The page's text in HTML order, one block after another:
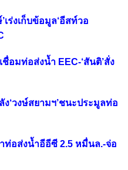
เร่งเก็บข้อมูล‘อีสท์วอ
ชื่อมท่อส่งน้ำ EEC-‘สันติ’สั่ง
‘วงษ์สยามฯ’ชนะประมูลท่อ
อส่งน้ำอีอีซี 2.5 หมื่นล.-จ่อ